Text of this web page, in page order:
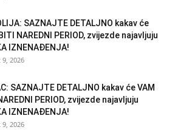
SAZNAJTE DETALJNO kakav će
NAREDNI PERIOD, zvijezde najavljuju
IZNENAĐENJA!
2026
SAZNAJTE DETALJNO kakav će VAM
PERIOD, zvijezde najavljuju
IZNENAĐENJA!
2026